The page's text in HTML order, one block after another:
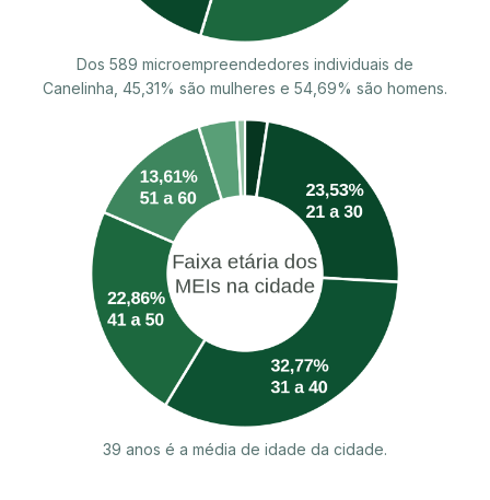
Dos 589 microempreendedores individuais de
Canelinha, 45,31% são mulheres e 54,69% são homens.
39 anos é a média de idade da cidade.